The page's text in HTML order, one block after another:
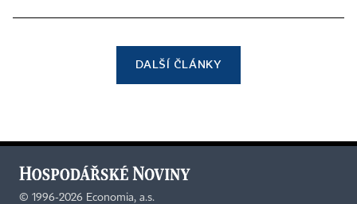
DALŠÍ ČLÁNKY
© 1996-2026 Economia, a.s.